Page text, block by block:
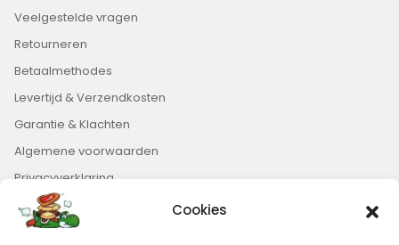
Cookies
Veelgestelde vragen
Retourneren
Betaalmethodes
Levertijd & Verzendkosten
Garantie & Klachten
Algemene voorwaarden
Privacyverklaring
Nieuwsbrief